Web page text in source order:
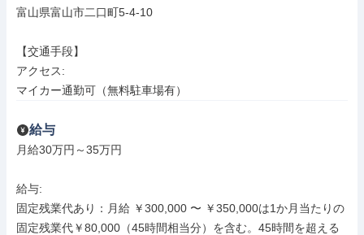
富山県富山市二口町5-4-10
【交通手段】
アクセス:
マイカー通勤可（無料駐車場有）
給与
月給30万円～35万円
給与:
固定残業代あり：月給 ￥300,000 〜 ￥350,000は1か月当たりの
固定残業代￥80,000（45時間相当分）を含む。45時間を超える